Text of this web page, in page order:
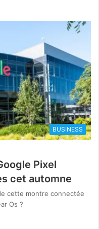
BUSINESS
Pixel
cet automne
cette montre connectée
Os ?